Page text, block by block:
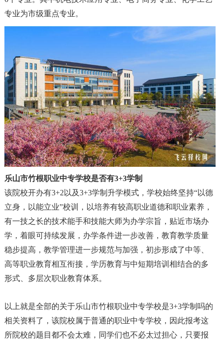
专业为市级重点专业。
乐山市竹根职业中专学校是否有3+3学制
该院校开办有3+2以及3+3学制升学模式， 学校始终坚持“以德
立身 ， 以能立业”校训 ， 以培养有较高职业道德和职业素养，
有一技之长的技术能手和技能大师为办学宗旨 ， 贴近市场办
学 ， 着眼可持续发展 ， 办学条件进一步改善， 教育教学质量
稳步提高 ， 教学管理进一步规范与加强 ， 初步形成了中等、
高等职业教育相互衔接， 学历教育与中短期培训相结合的多
形式、多层次职业教育体系。
以上就是全部的关于乐山市竹根职业中专学校是3+3学制吗的
相关资料了 ， 该院校属于普通的职业中专学校 ， 因此报考这
所院校的题目都不会太难， 同学们也不必太过担心， 只要报